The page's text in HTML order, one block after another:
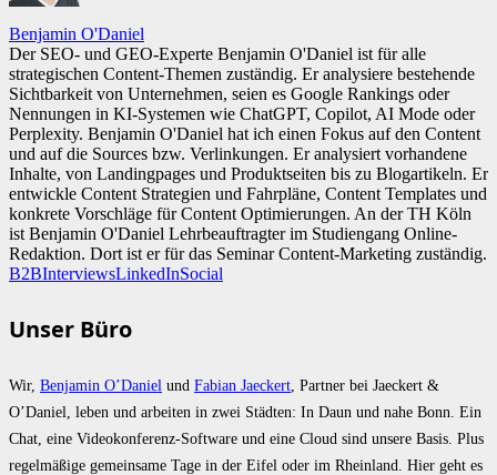
Benjamin O'Daniel
Der SEO- und GEO-Experte Benjamin O'Daniel ist für alle
strategischen Content-Themen zuständig. Er analysiere bestehende
Sichtbarkeit von Unternehmen, seien es Google Rankings oder
Nennungen in KI-Systemen wie ChatGPT, Copilot, AI Mode oder
Perplexity. Benjamin O'Daniel hat ich einen Fokus auf den Content
und auf die Sources bzw. Verlinkungen. Er analysiert vorhandene
Inhalte, von Landingpages und Produktseiten bis zu Blogartikeln. Er
entwickle Content Strategien und Fahrpläne, Content Templates und
konkrete Vorschläge für Content Optimierungen. An der TH Köln
ist Benjamin O'Daniel Lehrbeauftragter im Studiengang Online-
Redaktion. Dort ist er für das Seminar Content-Marketing zuständig.
B2BInterviewsLinkedInSocial
Unser Büro
Wir, Benjamin O’Daniel und Fabian Jaeckert , Partner bei Jaeckert &
O’Daniel, leben und arbeiten in zwei Städten: In Daun und nahe Bonn. Ein
Chat, eine Videokonferenz-Software und eine Cloud sind unsere Basis. Plus
regelmäßige gemeinsame Tage in der Eifel oder im Rheinland. Hier geht es